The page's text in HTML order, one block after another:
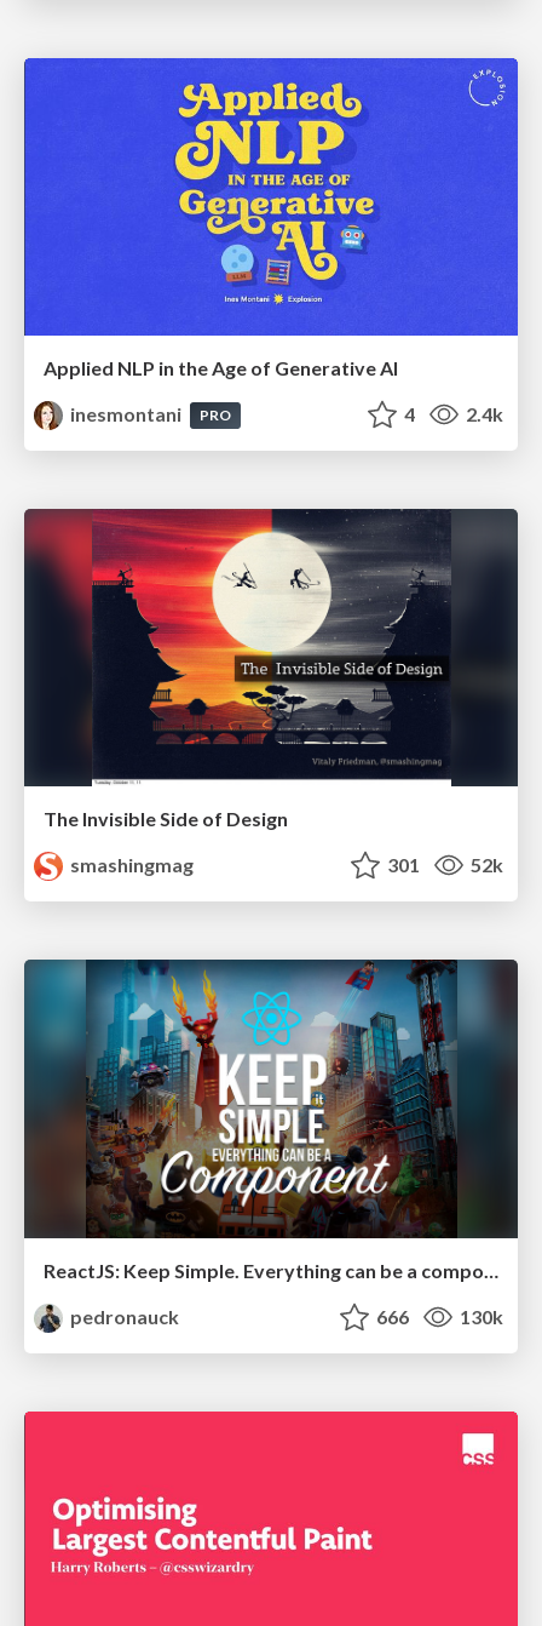
Applied NLP in the Age of Generative AI
inesmontani
PRO 4 2.4k
The Invisible Side of Design
smashingmag
301 52k
ReactJS: Keep Simple. Everything can be a component!
pedronauck
666 130k